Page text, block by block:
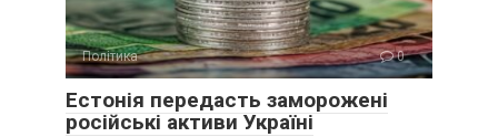
Політика 0
Естонія передасть заморожені
російські активи Україні